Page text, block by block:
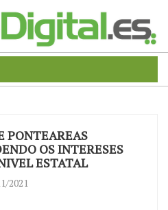
PONTEAREAS
OS INTERESES
ESTATAL
2021